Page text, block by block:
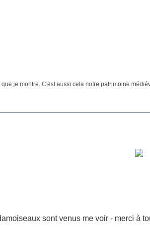
je montre. C'est aussi cela notre patrimoine
sont venus me voir - merci à